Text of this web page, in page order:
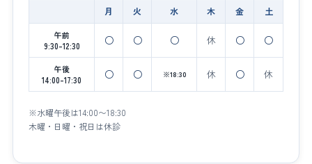
月 火 水 木 金 土
午前
9:30–12:30
○ ○ ○ 休 ○ ○
午後
14:00–17:30
○ ○ ※18:30 休 ○ 休
※水曜午後は14:00〜18:30
木曜・日曜・祝日は休診